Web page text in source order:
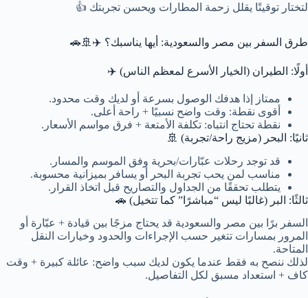
لتختار توقيتًا يقلل زحمة المطارات ويحسن تجربتك 👍
طرق السفر بين مصر والسعودية: أيها يناسبك؟ ✈️🚢🚗
أولًا: الطيران (الخيار الأسرع لمعظم الناس) ✈️
ممتاز إذا هدفك الوصول بسرعة أو لديك وقت محدود.
أقوى نقطة: وقت واضح نسبيًا + راحة أعلى.
نقطة تحتاج انتباه: تكلفة الأمتعة + فرق مواسم الأسعار.
ثانيًا: البحر (مزيج راحة/تجربة) 🚢
قد توجد رحلات عبّارات/بحرية وفق الموسم والمسار.
مناسب لمن يحب تجربة البحر أو يسافر بميزانية محسوبة.
يتطلب تحققًا من الجداول والتصاريح قبل اتخاذ القرار.
ثالثًا: البر (غالبًا ليس “مباشرًا” كما تتخيل) 🚗
السفر برًا بين مصر والسعودية قد يحتاج مزجًا بين قيادة + عبّارة أو
المرور بمسارات تتغير حسب الإجراءات والحدود وخيارات النقل
المتاحة.
لذلك ننصح به فقط عندما يكون لديك سبب واضح: عائلة كبيرة + وقت
كاف + استعداد مسبق لكل التفاصيل.